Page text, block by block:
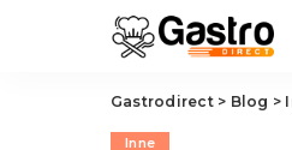
Gastrodirect> Blog >
Inne